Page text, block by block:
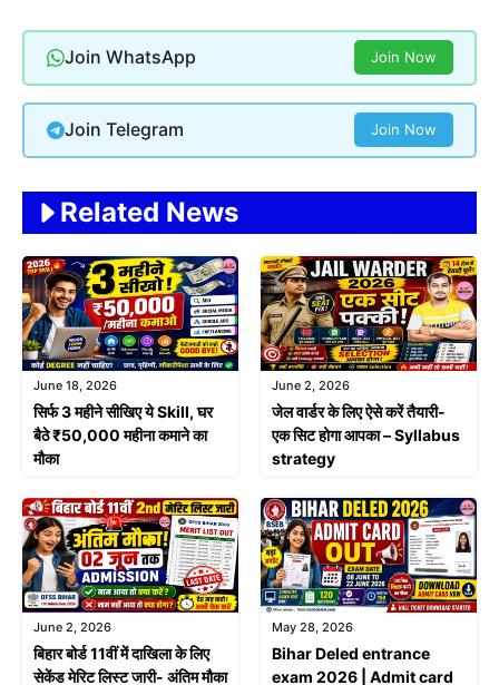
Join WhatsApp Join Now
Join Telegram Join Now
Related News
June 18, 2026
सिर्फ 3 महीने सीखिए ये Skill, घर
बैठे ₹50,000 महीना कमाने का
मौका
June 2, 2026
जेल वार्डर के लिए ऐसे करें तैयारी-
एक सिट होगा आपका – Syllabus
strategy
June 2, 2026
बिहार बोर्ड 11वीं में दाखिला के लिए
सेकेंड मेरिट लिस्ट जारी- अंतिम मौका
May 28, 2026
Bihar Deled entrance
exam 2026 | Admit card